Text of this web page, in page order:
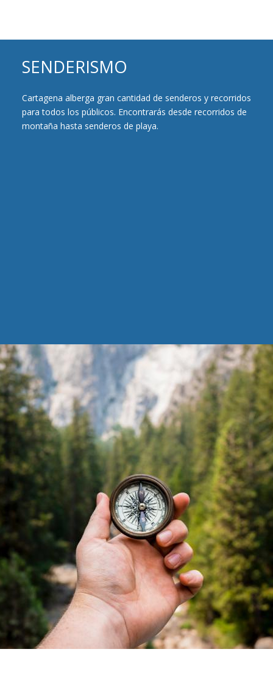
SENDERISMO
Cartagena alberga gran cantidad de senderos y recorridos
para todos los públicos. Encontrarás desde recorridos de
montaña hasta senderos de playa.